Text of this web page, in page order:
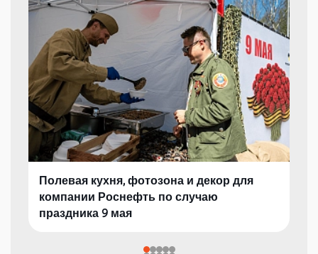
Полевая кухня, фотозона и декор для
компании Роснефть по случаю
праздника 9 мая